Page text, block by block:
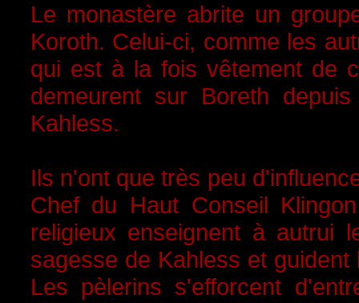
Le monastère abrite un
Koroth. Celui-ci, comme les
qui est à la fois vêtement de
demeurent sur Boreth
Kahless.
Ils n'ont que très peu
Chef du Haut Conseil
religieux enseignent à autrui
sagesse de Kahless et
Les pèlerins s'efforcent